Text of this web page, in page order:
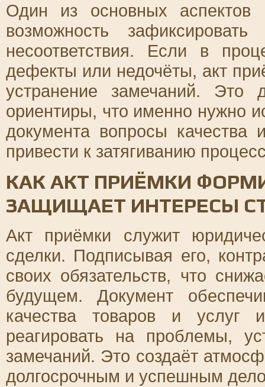
Один из основных аспектов
возможность
несоответствия. Если в
дефекты или недочёты, акт
устранение замечаний. Это
ориентиры, что именно нужно
документа вопросы качества
привести к затягиванию
КАК АКТ ПРИЁМКИ
ЗАЩИЩАЕТ ИНТЕРЕСЫ
Акт приёмки служит
сделки. Подписывая его,
своих обязательств, что
будущем. Документ
качества товаров и услуг
реагировать на проблемы,
замечаний. Это создаёт
долгосрочным и успешным